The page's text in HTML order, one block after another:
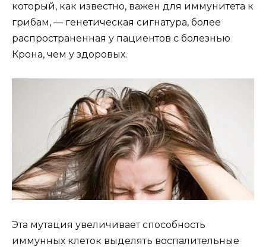
который, как известно, важен для иммунитета к
грибам, — генетическая сигнатура, более
распространенная у пациентов с болезнью
Крона, чем у здоровых.
Эта мутация увеличивает способность
иммунных клеток выделять воспалительные